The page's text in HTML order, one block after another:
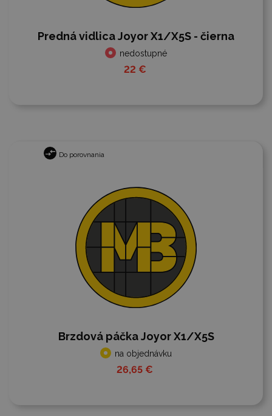
Predná vidlica Joyor X1/X5S - čierna
nedostupné
22 €
Do porovnania
Brzdová páčka Joyor X1/X5S
na objednávku
26,65 €